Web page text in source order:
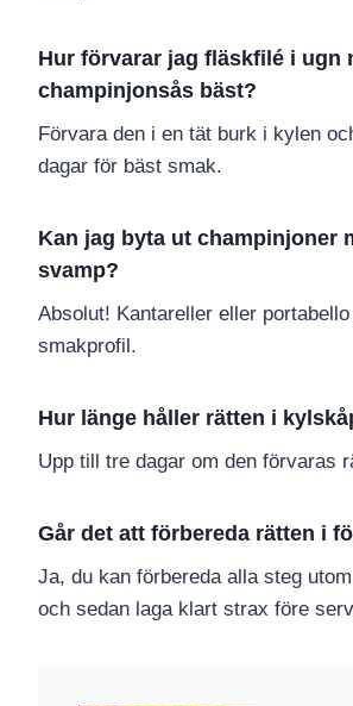
Hur förvarar jag fläskfilé i ugn
champinjonsås bäst?
Förvara den i en tät burk i kylen
dagar för bäst smak.
Kan jag byta ut champinjoner
svamp?
Absolut! Kantareller eller
smakprofil.
Hur länge håller rätten i
Upp till tre dagar om den förvaras
Går det att förbereda rätten i
Ja, du kan förbereda alla steg
och sedan laga klart strax före